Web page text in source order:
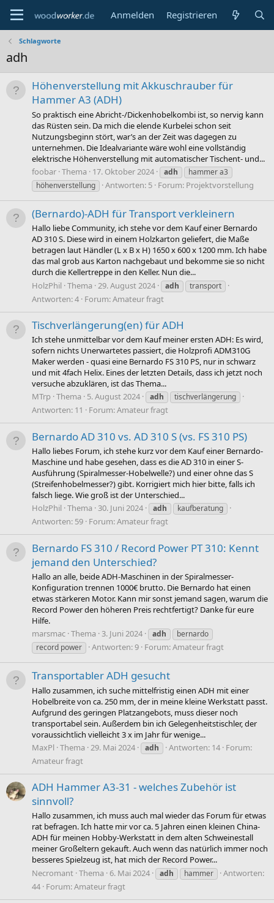
Anmelden Registrieren
Schlagworte
adh
Höhenverstellung mit Akkuschrauber für
Hammer A3 (ADH)
So praktisch eine Abricht-/Dickenhobelkombi ist, so nervig kann
das Rüsten sein. Da mich die elende Kurbelei schon seit
Nutzungsbeginn stört, war’s an der Zeit was dagegen zu
unternehmen. Die Idealvariante wäre wohl eine vollständig
elektrische Höhenverstellung mit automatischer Tischent- und...
foobar Thema 17. Oktober 2024 adh
hammer a3
höhenverstellung
Antworten: 5 Forum: Projektvorstellung
(Bernardo)-ADH für Transport verkleinern
Hallo liebe Community, ich stehe vor dem Kauf einer Bernardo
AD 310 S. Diese wird in einem Holzkarton geliefert, die Maße
betragen laut Händler (L x B x H) 1650 x 600 x 1200 mm. Ich habe
das mal grob aus Karton nachgebaut und bekomme sie so nicht
durch die Kellertreppe in den Keller. Nun die...
HolzPhil Thema 29. August 2024 adh transport
Antworten: 4 Forum:Amateur fragt
Tischverlängerung(en) für ADH
Ich stehe unmittelbar vor dem Kauf meiner ersten ADH: Es wird,
sofern nichts Unerwartetes passiert, die Holzprofi ADM310G
Maker werden - quasi eine Bernardo FS 310 PS, nur in schwarz
und mit 4fach Helix. Eines der letzten Details, dass ich jetzt noch
versuche abzuklären, ist das Thema...
MTrp Thema 5. August 2024 adh tischverlängerung
Antworten: 11 Forum:Amateur fragt
Bernardo AD 310 vs. AD 310 S (vs. FS 310 PS)
Hallo liebes Forum, ich stehe kurz vor dem Kauf einer Bernardo-
Maschine und habe gesehen, dass es die AD 310 in einer S-
Ausführung (Spiralmesser-Hobelwelle?) und einer ohne das S
(Streifenhobelmesser?) gibt. Korrigiert mich hier bitte, falls ich
falsch liege. Wie groß ist der Unterschied...
HolzPhil Thema 30. Juni 2024 adh kaufberatung
Antworten: 59 Forum:Amateur fragt
Bernardo FS 310 / Record Power PT 310: Kennt
jemand den Unterschied?
Hallo an alle, beide ADH-Maschinen in der Spiralmesser-
Konfiguration trennen 1000€ brutto. Die Bernardo hat einen
etwas stärkeren Motor. Kann mir sonst jemand sagen, warum die
Record Power den höheren Preis rechtfertigt? Danke für eure
Hilfe.
marsmac Thema 3. Juni 2024 adh
bernardo
record power
Antworten: 9 Forum:Amateur fragt
Transportabler ADH gesucht
Hallo zusammen, ich suche mittelfristig einen ADH mit einer
Hobelbreite von ca. 250 mm, der in meine kleine Werkstatt passt.
Aufgrund des geringen Platzangebots, muss dieser noch
transportabel sein. Außerdem bin ich Gelegenheitstischler, der
voraussichtlich vielleicht 3 x im Jahr für wenige...
MaxPl Thema 29. Mai 2024 adh Antworten: 14 Forum:
Amateur fragt
ADH Hammer A3-31 - welches Zubehör ist
sinnvoll?
Hallo zusammen, ich muss auch mal wieder das Forum für etwas
rat befragen. Ich hatte mir vor ca. 5 Jahren einen kleinen China-
ADH für meinen Hobby-Werkstatt in dem alten Schweinestall
meiner Großeltern gekauft. Auch wenn das natürlich immer noch
besseres Spielzeug ist, hat mich der Record Power...
Necromant Thema 6. Mai 2024 adh hammer
Antworten:
44 Forum:Amateur fragt